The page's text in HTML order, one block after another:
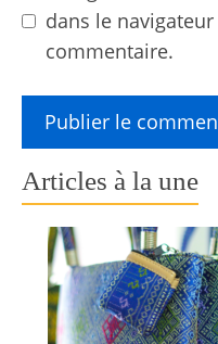
dans le
commentaire.
Articles à la une